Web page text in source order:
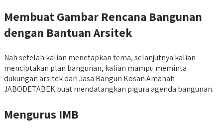
Membuat Gambar Rencana Bangunan
dengan Bantuan Arsitek
Nah setelah kalian menetapkan tema, selanjutnya kalian
menciptakan plan bangunan, kalian mampu meminta
dukungan arsitek dari Jasa Bangun Kosan Amanah
JABODETABEK buat mendatangkan pigura agenda bangunan.
Mengurus IMB